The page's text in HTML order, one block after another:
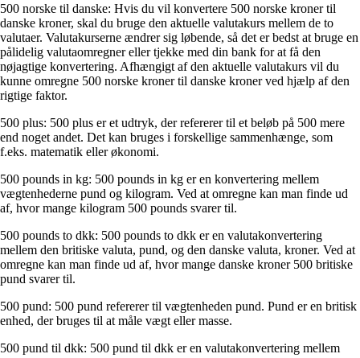
500 norske til danske: Hvis du vil konvertere 500 norske kroner til
danske kroner, skal du bruge den aktuelle valutakurs mellem de to
valutaer. Valutakurserne ændrer sig løbende, så det er bedst at bruge en
pålidelig valutaomregner eller tjekke med din bank for at få den
nøjagtige konvertering. Afhængigt af den aktuelle valutakurs vil du
kunne omregne 500 norske kroner til danske kroner ved hjælp af den
rigtige faktor.
500 plus: 500 plus er et udtryk, der refererer til et beløb på 500 mere
end noget andet. Det kan bruges i forskellige sammenhænge, som
f.eks. matematik eller økonomi.
500 pounds in kg: 500 pounds in kg er en konvertering mellem
vægtenhederne pund og kilogram. Ved at omregne kan man finde ud
af, hvor mange kilogram 500 pounds svarer til.
500 pounds to dkk: 500 pounds to dkk er en valutakonvertering
mellem den britiske valuta, pund, og den danske valuta, kroner. Ved at
omregne kan man finde ud af, hvor mange danske kroner 500 britiske
pund svarer til.
500 pund: 500 pund refererer til vægtenheden pund. Pund er en britisk
enhed, der bruges til at måle vægt eller masse.
500 pund til dkk: 500 pund til dkk er en valutakonvertering mellem